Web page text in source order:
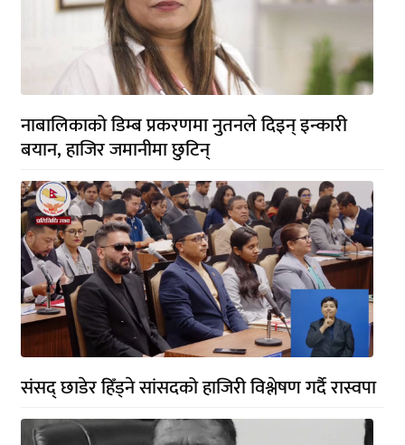
नाबालिकाको डिम्ब प्रकरणमा नुतनले दिइन् इन्कारी
बयान, हाजिर जमानीमा छुटिन्
संसद् छाडेर हिँड्ने सांसदको हाजिरी विश्लेषण गर्दै रास्वपा